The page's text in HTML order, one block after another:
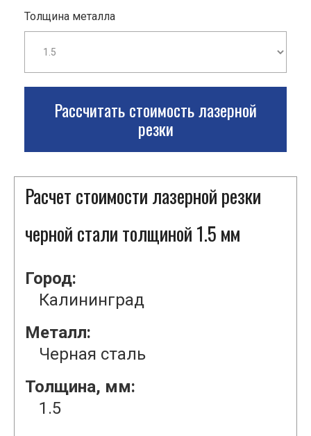
Толщина металла
Рассчитать стоимость лазерной
резки
Расчет стоимости лазерной резки
черной стали толщиной 1.5 мм
Город:
Калининград
Металл:
Черная сталь
Толщина, мм:
1.5